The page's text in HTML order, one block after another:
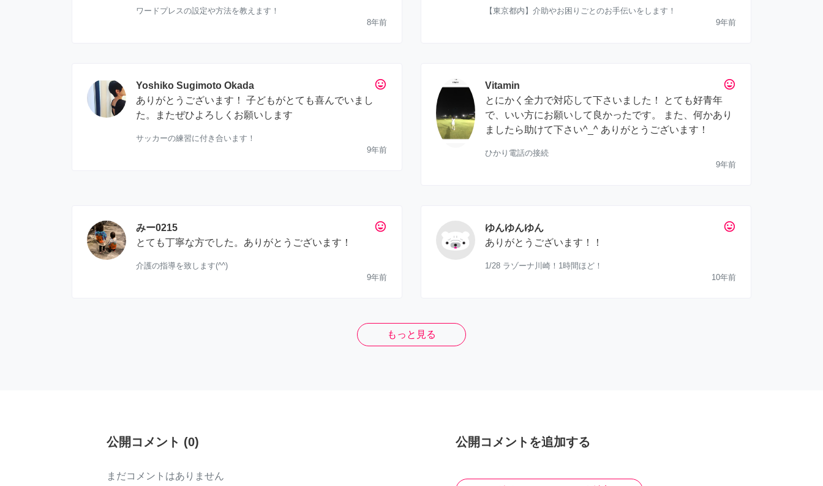
ワードプレスの設定や方法を教えます！
8年前
【東京都内】介助やお困りごとのお手伝いをします！
9年前
tag_faces
Yoshiko Sugimoto Okada
ありがとうございます！ 子どもがとても喜んでいまし
た。またぜひよろしくお願いします
サッカーの練習に付き合います！
9年前
tag_faces
Vitamin
とにかく全力で対応して下さいました！ とても好青年
で、いい方にお願いして良かったです。 また、何かあり
ましたら助けて下さい^_^ ありがとうございます！
ひかり電話の接続
9年前
tag_faces
みー0215
とても丁寧な方でした。ありがとうございます！
介護の指導を致します(^^)
9年前
tag_faces
ゆんゆんゆん
ありがとうございます！！
1/28 ラゾーナ川崎！1時間ほど！
10年前
もっと見る
公開コメント (0)
まだコメントはありません
公開コメントを追加する